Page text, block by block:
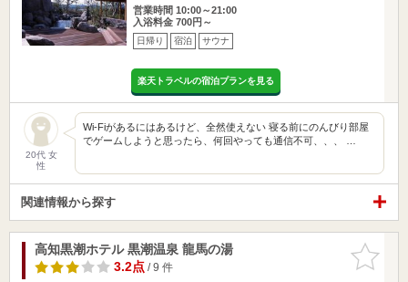
営業時間 10:00～21:00
入浴料金 700円～
日帰り 宿泊 サウナ
楽天トラベルの宿泊プランを見る
20代 女
性
Wi-Fiがあるにはあるけど、全然使えない 寝る前にのんびり部屋
でゲームしようと思ったら、何回やっても通信不可、、、 …
関連情報から探す
お気に入
りに追加
高知黒潮ホテル 黒潮温泉 龍馬の湯
3.2点/ 9 件